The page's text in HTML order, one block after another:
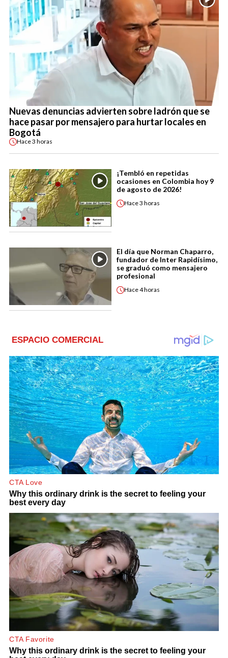
Nuevas denuncias advierten sobre ladrón que se
hace pasar por mensajero para hurtar locales en
Bogotá
Hace3 horas
¡Tembló en repetidas
ocasiones en Colombia hoy 9
de agosto de 2026!
Hace3 horas
El día que Norman Chaparro,
fundador de Inter Rapidísimo,
se graduó como mensajero
profesional
Hace4 horas